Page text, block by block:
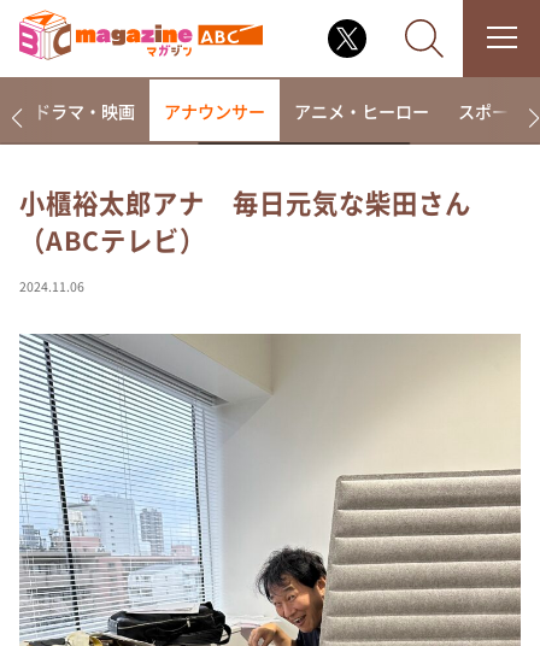
なるみ・岡村の過ぎるTV
相席食堂
～人生密着トークバラエティ！～ やすとものいたっ
て真剣です
探偵！ナイトスクープ
news おかえり
河合＆A.B.C-Z塚田×福井アナ「なんでやねん！？」
（news おかえり）
DAIGOも台所 ～きょうの献立 何にする？～
本日はダイアンなり！シーズン２
朝だ！生です旅サラダ
ドラマ・映画 アナウンサー アニメ・ヒーロー スポーツ
小櫃裕太郎アナ 毎日元気な柴田さん
（ABCテレビ）
2024.11.06